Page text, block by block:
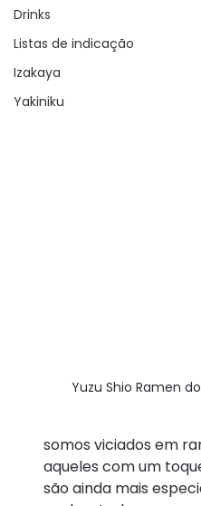
Drinks
Listas de indicação
Izakaya
Yakiniku
Yuzu Shio Ramen
somos viciados em
aqueles com um
são ainda mais